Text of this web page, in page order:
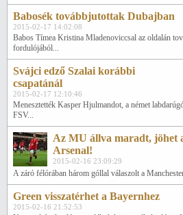
Babosék továbbjutottak Dubajban
2015-02-17 14:02:08
Babos Tímea Kristina Mladenoviccsal az oldalán
fordulójából...
Svájci edző Szalai korábbi
csapatánál
2015-02-17 12:10:46
Menesztették Kasper Hjulmandot, a német
FSV...
Az MU állva maradt, jöhet
Arsenal!
2015-02-16 23:09:29
A záró félórában három góllal válaszolt a
Green visszatérhet a Bayernhez
2015-02-16 21:52:53